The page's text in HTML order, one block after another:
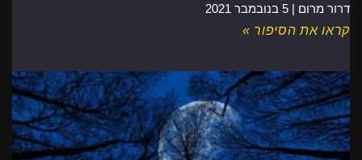
דרור מרום | 5 בנובמבר 2021
קראו את הסיפור »